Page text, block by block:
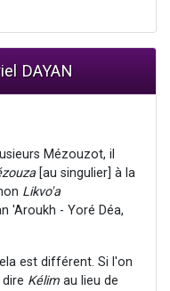
DAYAN
Mézouzot, il
[au singulier] à la
Likvo'a
'Aroukh - Yoré Déa,
est différent. Si l'on
Kélim au lieu de